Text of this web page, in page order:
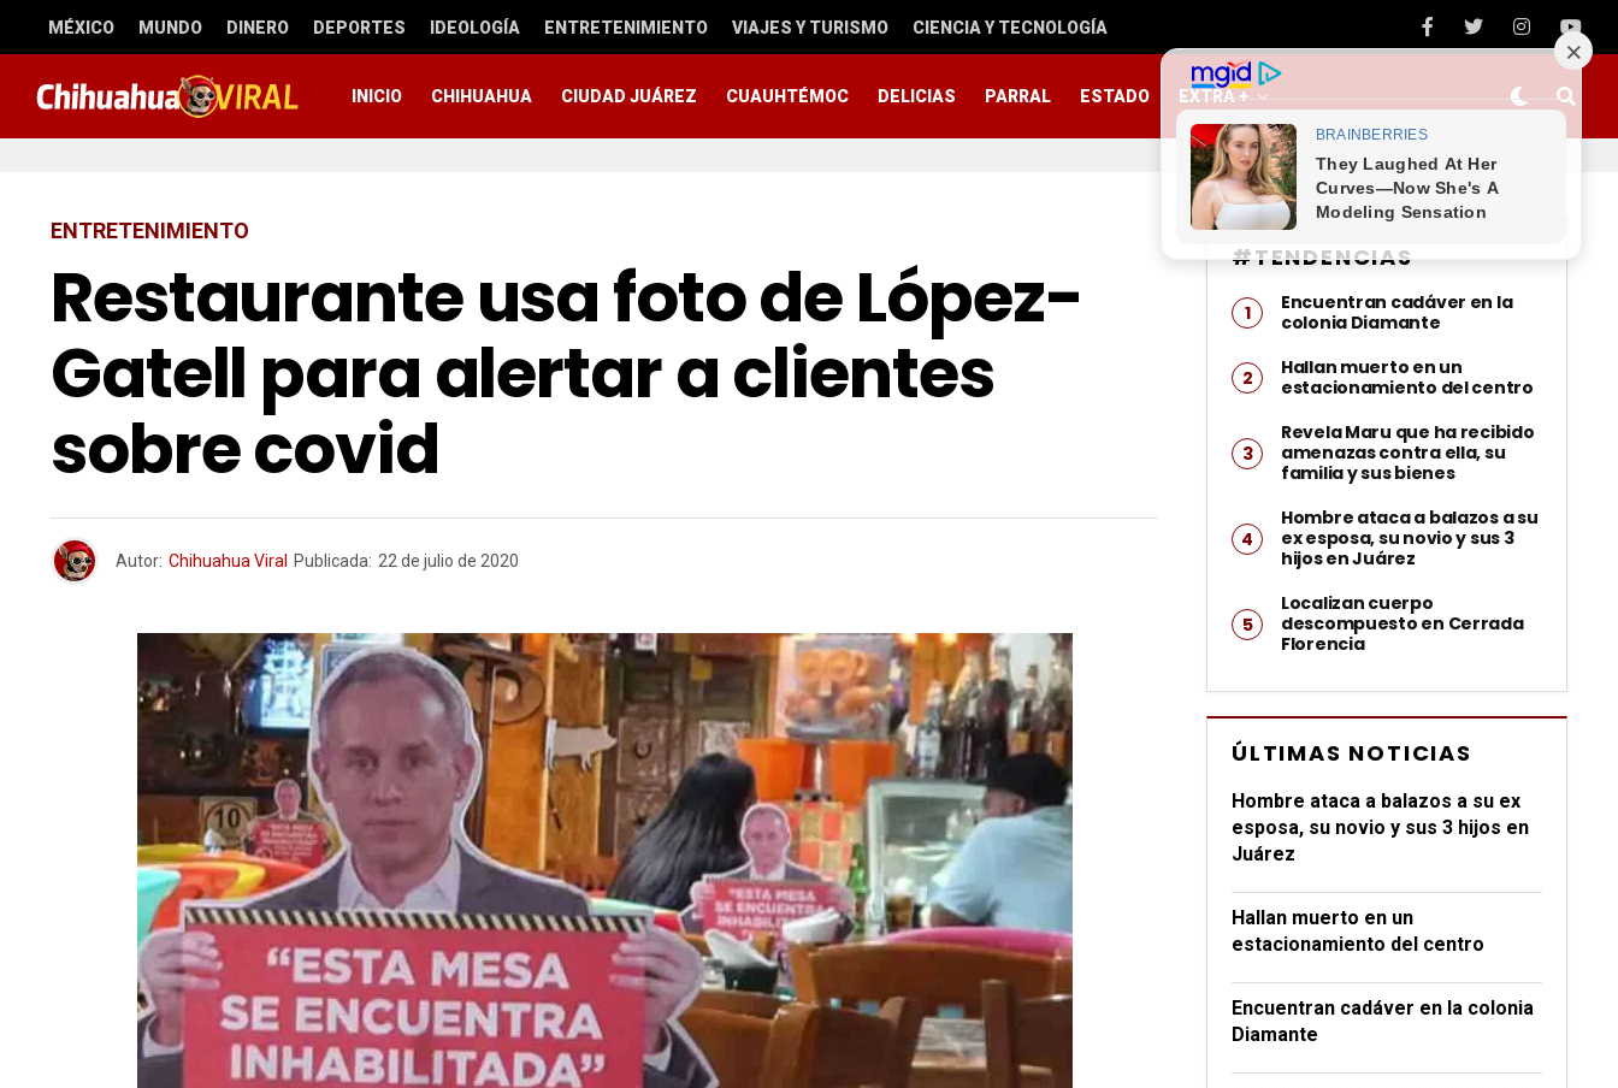
MÉXICO MUNDO DINERO DEPORTES IDEOLOGÍA ENTRETENIMIENTO VIAJES Y TURISMO CIENCIA Y TECNOLOGÍA
INICIO CHIHUAHUA CIUDAD JUÁREZ CUAUHTÉMOC DELICIAS PARRAL ESTADO EXTRA +
ENTRETENIMIENTO
Restaurante usa foto de López-
Gatell para alertar a clientes
sobre covid
Autor: Chihuahua Viral Publicada: 22 de julio de 2020
#TENDENCIAS
Encuentran cadáver en la
colonia Diamante
Hallan muerto en un
estacionamiento del centro
Revela Maru que ha recibido
amenazas contra ella, su
familia y sus bienes
Hombre ataca a balazos a su
ex esposa, su novio y sus 3
hijos en Juárez
Localizan cuerpo
descompuesto en Cerrada
Florencia
ÚLTIMAS NOTICIAS
Hombre ataca a balazos a su ex
esposa, su novio y sus 3 hijos en
Juárez
Hallan muerto en un
estacionamiento del centro
Encuentran cadáver en la colonia
Diamante